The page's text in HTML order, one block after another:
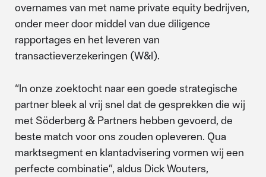
overnames van met name private equity bedrijven,
onder meer door middel van due diligence
rapportages en het leveren van
transactieverzekeringen (W&I).
“In onze zoektocht naar een goede strategische
partner bleek al vrij snel dat de gesprekken die wij
met Söderberg & Partners hebben gevoerd, de
beste match voor ons zouden opleveren. Qua
marktsegment en klantadvisering vormen wij een
perfecte combinatie”, aldus Dick Wouters,